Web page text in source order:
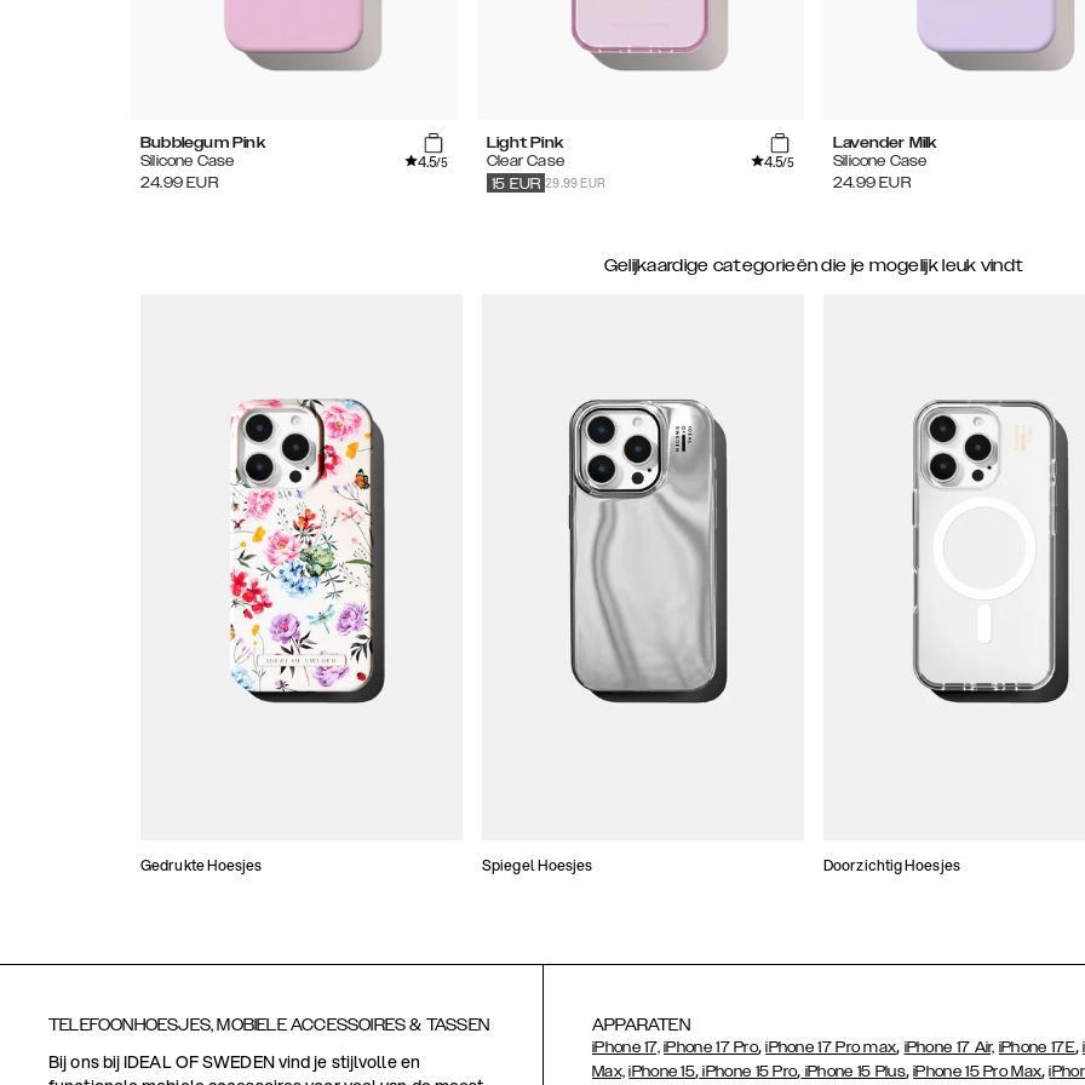
Bubblegum Pink
Silicone Case
4.5/5
24.99 EUR
Light Pink
Clear Case
4.5/5
29.99 EUR
15 EUR
Lavender Milk
Silicone Case
24.99 EUR
Gelijkaardige categorieën die je mogelijk leuk vindt
Gedrukte Hoesjes Spiegel Hoesjes Doorzichtig Hoesjes
TELEFOONHOESJES, MOBIELE ACCESSOIRES & TASSEN
Bij ons bij IDEAL OF SWEDEN vind je stijlvolle en
APPARATEN
iPhone 17, iPhone 17 Pro,iPhone 17 Pro max, iPhone 17 Air, iPhone 17E,
Max, iPhone 15, iPhone 15 Pro, iPhone 15 Plus,iPhone 15 Pro Max,